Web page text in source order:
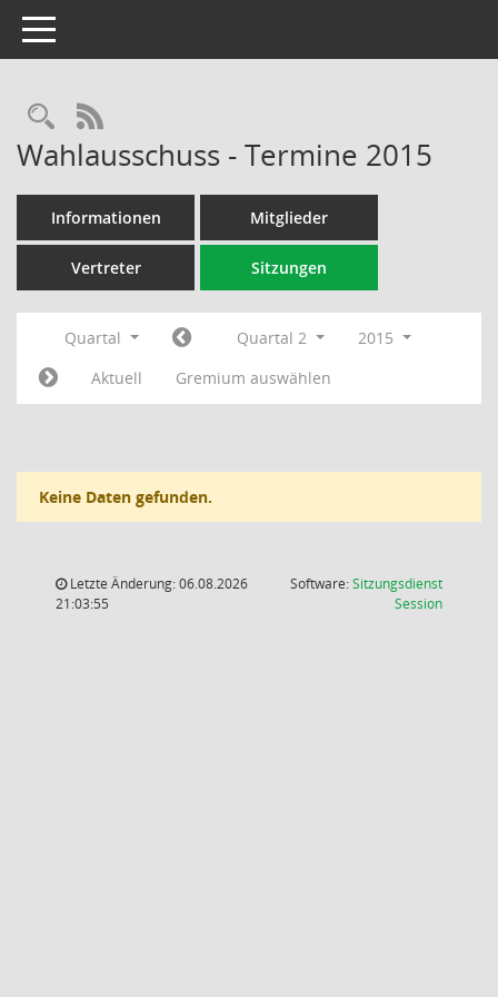
Toggle navigation
Rechercheauswahl
RSS-Feed
Wahlausschuss - Termine 2015
Informationen Mitglieder
Vertreter Sitzungen
Quartal Quartal 2
2015
Aktuell
Gremium auswählen
Keine Daten gefunden.
Letzte Änderung: 06.08.2026
21:03:55
Software:Sitzungsdienst
Session(Wird in